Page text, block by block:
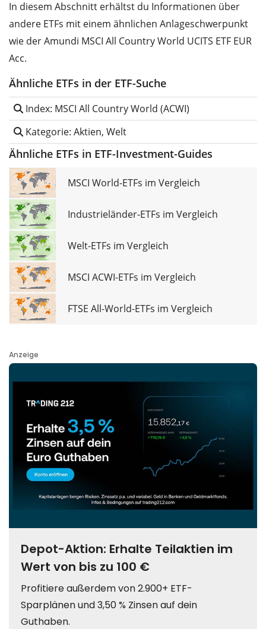
In diesem Abschnitt erhältst du Informationen über
andere ETFs mit einem ähnlichen Anlageschwerpunkt
wie der Amundi MSCI All Country World UCITS ETF EUR
Acc.
Ähnliche ETFs in der ETF-Suche
Index: MSCI All Country World (ACWI)
Kategorie: Aktien, Welt
Ähnliche ETFs in ETF-Investment-Guides
MSCI World-ETFs im Vergleich
Industrieländer-ETFs im Vergleich
Welt-ETFs im Vergleich
MSCI ACWI-ETFs im Vergleich
FTSE All-World-ETFs im Vergleich